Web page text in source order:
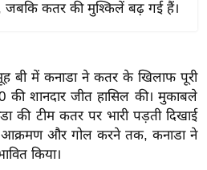
जबकि कतर की मुश्किलें बढ़ गई हैं।
बी में कनाडा ने कतर के खिलाफ पूरी
की शानदार जीत हासिल की। मुकाबले
की टीम कतर पर भारी पड़ती दिखाई
आक्रमण और गोल करने तक, कनाडा ने
किया।